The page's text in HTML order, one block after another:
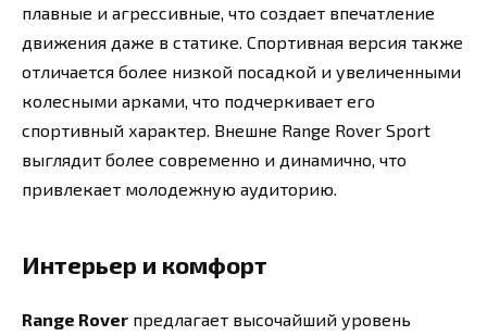
плавные и агрессивные, что создает впечатление
движения даже в статике. Спортивная версия также
отличается более низкой посадкой и увеличенными
колесными арками, что подчеркивает его
спортивный характер. Внешне Range Rover Sport
выглядит более современно и динамично, что
привлекает молодежную аудиторию.
Интерьер и комфорт
Range Rover предлагает высочайший уровень